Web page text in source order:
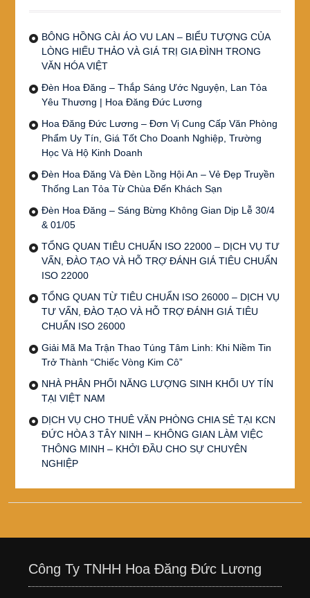
BÔNG HỒNG CÀI ÁO VU LAN – BIỂU TƯỢNG CỦA
LÒNG HIẾU THẢO VÀ GIÁ TRỊ GIA ĐÌNH TRONG
VĂN HÓA VIỆT
Đèn Hoa Đăng – Thắp Sáng Ước Nguyện, Lan Tỏa
Yêu Thương | Hoa Đăng Đức Lương
Hoa Đăng Đức Lương – Đơn Vị Cung Cấp Văn Phòng
Phẩm Uy Tín, Giá Tốt Cho Doanh Nghiệp, Trường
Học Và Hộ Kinh Doanh
Đèn Hoa Đăng Và Đèn Lồng Hội An – Vẻ Đẹp Truyền
Thống Lan Tỏa Từ Chùa Đến Khách Sạn
Đèn Hoa Đăng – Sáng Bừng Không Gian Dịp Lễ 30/4
& 01/05
TỔNG QUAN TIÊU CHUẨN ISO 22000 – DỊCH VỤ TƯ
VẤN, ĐÀO TẠO VÀ HỖ TRỢ ĐÁNH GIÁ TIÊU CHUẨN
ISO 22000
TỔNG QUAN TỪ TIÊU CHUẨN ISO 26000 – DỊCH VỤ
TƯ VẤN, ĐÀO TẠO VÀ HỖ TRỢ ĐÁNH GIÁ TIÊU
CHUẨN ISO 26000
Giải Mã Ma Trận Thao Túng Tâm Linh: Khi Niềm Tin
Trở Thành “Chiếc Vòng Kim Cô”
NHÀ PHÂN PHỐI NĂNG LƯỢNG SINH KHỐI UY TÍN
TẠI VIỆT NAM
DỊCH VỤ CHO THUÊ VĂN PHÒNG CHIA SẺ TẠI KCN
ĐỨC HÒA 3 TÂY NINH – KHÔNG GIAN LÀM VIỆC
THÔNG MINH – KHỞI ĐẦU CHO SỰ CHUYÊN
NGHIỆP
Công Ty TNHH Hoa Đăng Đức Lương